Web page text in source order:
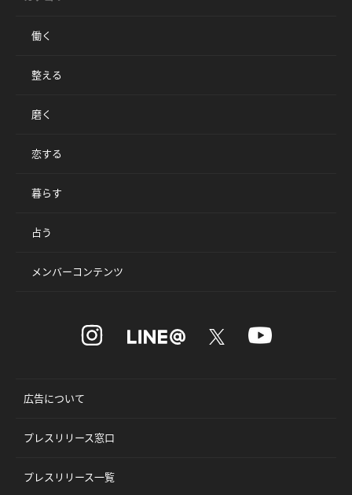
働く
整える
磨く
恋する
暮らす
占う
メンバーコンテンツ
広告について
プレスリリース窓口
プレスリリース一覧